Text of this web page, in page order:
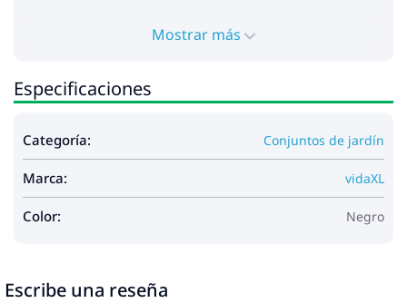
Mostrar más
Especificaciones
Categoría: Conjuntos de jardín
Marca: vidaXL
Color: Negro
Escribe una reseña